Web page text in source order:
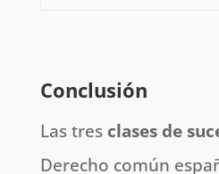
Conclusión
Las tres clases de
Derecho común